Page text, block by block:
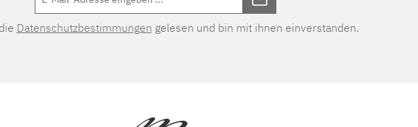
Datenschutzbestimmungen gelesen und bin mit ihnen einverstanden.